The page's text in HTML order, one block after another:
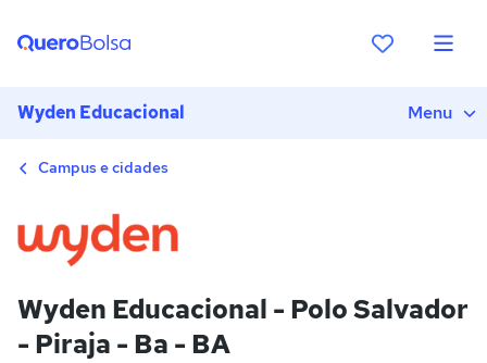
Wyden Educacional Menu
Campus e cidades
Wyden Educacional - Polo Salvador
- Piraja - Ba - BA